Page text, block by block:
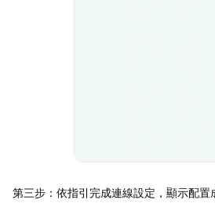
第三步：依指引完成連線設定，顯示配置